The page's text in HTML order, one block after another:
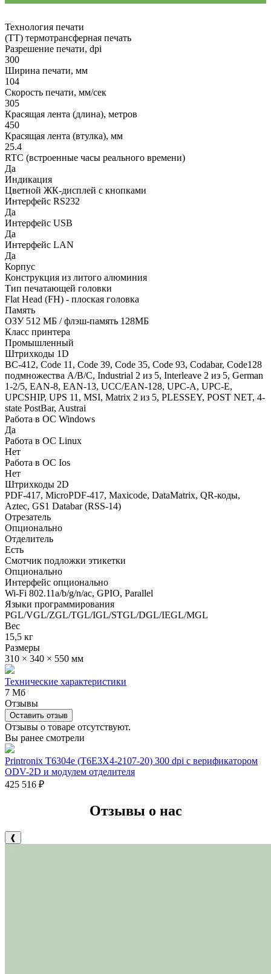
Технология печати
(TT) термотрансферная печать
Разрешение печати, dpi
300
Ширина печати, мм
104
Скорость печати, мм/сек
305
Красящая лента (длина), метров
450
Красящая лента (втулка), мм
25.4
RTC (встроенные часы реального времени)
Да
Индикация
Цветной ЖК-дисплей с кнопками
Интерфейс RS232
Да
Интерфейс USB
Да
Интерфейс LAN
Да
Корпус
Конструкция из литого алюминия
Тип печатающей головки
Flat Head (FH) - плоская головка
Память
ОЗУ 512 МБ / флэш-память 128МБ
Класс принтера
Промышленный
Штрихкоды 1D
BC-412, Code 11, Code 39, Code 35, Code 93, Codabar, Code128
подмножества A/B/C, Industrial 2 из 5, Interleave 2 из 5, German
1-2/5, EAN-8, EAN-13, UCC/EAN-128, UPC-A, UPC-E,
UPCSHIP, UPS 11, MSI, Matrix 2 из 5, PLESSEY, POST NET, 4-
state PostBar, Austrai
Работа в ОС Windows
Да
Работа в ОС Linux
Нет
Работа в ОС Ios
Нет
Штрихкоды 2D
PDF-417, MicroPDF-417, Maxicode, DataMatrix, QR-коды,
Aztec, GS1 Databar (RSS-14)
Отрезатель
Опционально
Отделитель
Есть
Смотчик подложки этикетки
Опционально
Интерфейс опционально
Wi-Fi 802.11a/b/g/n/ac, GPIO, Parallel
Языки программирования
PGL/VGL/ZGL/TGL/IGL/STGL/DGL/IEGL/MGL
Вес
15,5 кг
Размеры
310 × 340 × 550 мм
Технические характеристики
7 Мб
Отзывы
Оставить отзыв
Отзывы о товаре отсутствуют.
Вы ранее смотрели
Printronix T6304e (T6E3X4-2107-20) 300 dpi с верификатором
ODV-2D и модулем отделителя
425 516 ₽
Отзывы о нас
❰